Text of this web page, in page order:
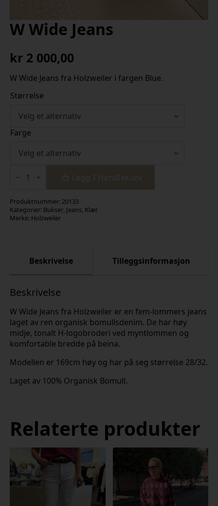
W Wide Jeans
kr 2 000,00
W Wide Jeans fra Holzweiler i fargen Blue.
Størrelse
Farge
Wide
Produktnummer: 20133
Kategorier: Bukser, Jeans, Klær
Merke: Holzweiler
Beskrivelse Tilleggsinformasjon
Beskrivelse
W Wide Jeans fra Holzweiler er en fem-lommers jeans
laget av ren organisk bomullsdenim. De har høy
midje, tonalt H-logobroderi ved myntlommen og
komfortable bredde på beina.
Modellen er 169cm høy og har på seg størrelse 28/32.
Laget av 100% Organisk Bomull.
Relaterte produkter